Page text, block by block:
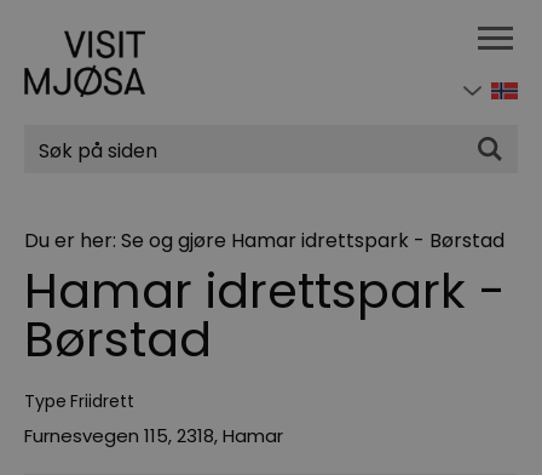
Søk
Du er her: Se og gjøre Hamar idrettspark - Børstad
Hamar idrettspark -
Børstad
Type Friidrett
Furnesvegen 115,2318,Hamar